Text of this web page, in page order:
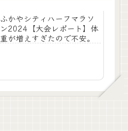
ふかやシティハーフマラソ
ン2024【大会レポート】体
重が増えすぎたので不安。